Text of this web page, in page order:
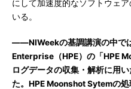
にして加速度的なソフトウェ
いる。
――NIWeekの基調講演の中で
Enterprise（HPE）の「HPE
ログデータの収集・解析に用
た。HPE Moonshot Sytemの